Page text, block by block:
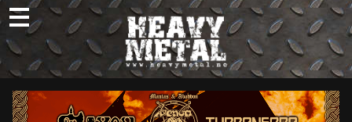
Skip
to
content
Nyheter
Omtaler